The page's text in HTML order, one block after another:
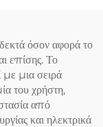
όσον αφορά το
επίσης. Το
με μια σειρά
του χρήστη,
από
και ηλεκτρικά